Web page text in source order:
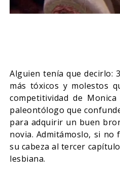
Alguien tenía que decirlo:
más tóxicos y molestos
competitividad de
paleontólogo que
para adquirir un buen
novia. Admitámoslo, si no
su cabeza al tercer
lesbiana.